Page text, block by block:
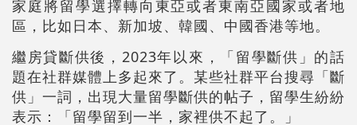
家庭將留學選擇轉向東亞或者東南亞國家或者地
區，比如日本、新加坡、韓國、中國香港等地。
繼房貸斷供後，2023年以來，「留學斷供」的話
題在社群媒體上多起來了。某些社群平台搜尋「斷
供」一詞，出現大量留學斷供的帖子，留學生紛紛
表示：「留學留到一半，家裡供不起了。 」